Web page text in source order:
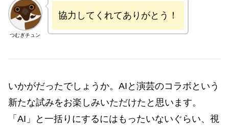
つむぎチュン
協力してくれてありがとう！
いかがだったでしょうか。AIと演芸のコラボという
新たな試みをお楽しみいただけたと思います。
「AI」と一括りにするにはもったいないぐらい、視